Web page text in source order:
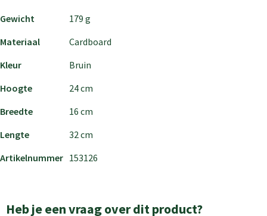
Gewicht
179 g
Materiaal
Cardboard
Kleur
Bruin
Hoogte
24 cm
Breedte
16 cm
Lengte
32 cm
Artikelnummer 153126
Heb je een vraag over dit product?